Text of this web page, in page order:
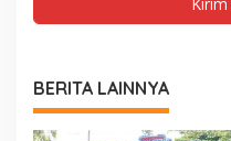
BERITA LAINNYA